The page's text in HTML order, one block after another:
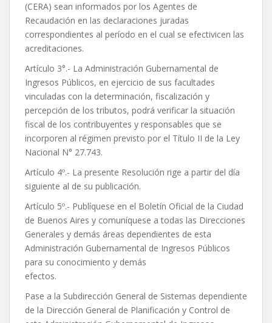
(CERA) sean informados por los Agentes de
Recaudación en las declaraciones juradas
correspondientes al período en el cual se efectivicen las
acreditaciones.
Artículo 3°.- La Administración Gubernamental de
Ingresos Públicos, en ejercicio de sus facultades
vinculadas con la determinación, fiscalización y
percepción de los tributos, podrá verificar la situación
fiscal de los contribuyentes y responsables que se
incorporen al régimen previsto por el Título II de la Ley
Nacional N° 27.743.
Artículo 4º.- La presente Resolución rige a partir del día
siguiente al de su publicación.
Artículo 5º.- Publíquese en el Boletín Oficial de la Ciudad
de Buenos Aires y comuníquese a todas las Direcciones
Generales y demás áreas dependientes de esta
Administración Gubernamental de Ingresos Públicos
para su conocimiento y demás
efectos.
Pase a la Subdirección General de Sistemas dependiente
de la Dirección General de Planificación y Control de